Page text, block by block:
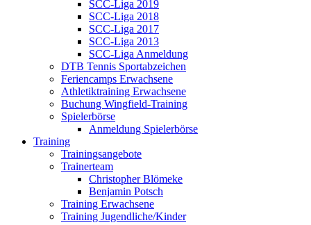
SCC-Liga 2019
SCC-Liga 2018
SCC-Liga 2017
SCC-Liga 2013
SCC-Liga Anmeldung
DTB Tennis Sportabzeichen
Feriencamps Erwachsene
Athletiktraining Erwachsene
Buchung Wingfield-Training
Spielerbörse
Anmeldung Spielerbörse
Training
Trainingsangebote
Trainerteam
Christopher Blömeke
Benjamin Potsch
Training Erwachsene
Training Jugendliche/Kinder